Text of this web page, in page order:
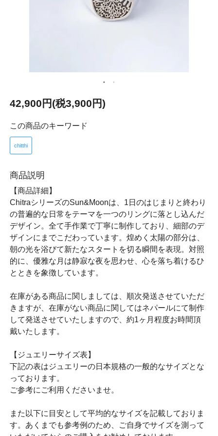
42,900円(税3,900円)
この商品のキーワード
chitthi
商品説明
【商品詳細】
ChitraシリーズのSun&Moonは、1日のはじまりと終わり
の普遍的な日常をテーマを一つのリングに落とし込んだ
デザイン。全て手作業で丁寧に制作しており、細部のデ
ザインにまでこだわっています。煌めく太陽の部分は、
朝の光を浴びて新たなスタートを切る瞬間を表現。対照
的に、優雅な月は静寂な夜を思わせ、心を落ち着けるひ
とときを象徴しています。
在庫がある商品に関しましては、順次発送させていただ
きますが、在庫がない商品に関してはネパールにて制作
して発送させていたしますので、約1ヶ月程度お時間頂
戴いたします。
【ジュエリーサイズ表】
下記の表はジュエリーの日本規格の一般的なサイズとな
っております。
ご参考にご利用くださいませ。
また以下に目安として平均的なサイズを記載しておりま
す。あくまでも参考例のため、ご自身でサイズを測って